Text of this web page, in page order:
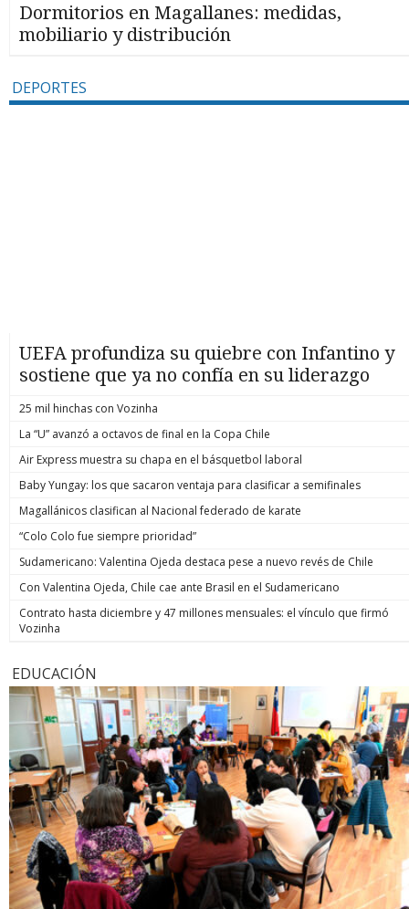
Dormitorios en Magallanes: medidas,
mobiliario y distribución
DEPORTES
UEFA profundiza su quiebre con Infantino y
sostiene que ya no confía en su liderazgo
25 mil hinchas con Vozinha
La “U” avanzó a octavos de final en la Copa Chile
Air Express muestra su chapa en el básquetbol laboral
Baby Yungay: los que sacaron ventaja para clasificar a semifinales
Magallánicos clasifican al Nacional federado de karate
“Colo Colo fue siempre prioridad”
Sudamericano: Valentina Ojeda destaca pese a nuevo revés de Chile
Con Valentina Ojeda, Chile cae ante Brasil en el Sudamericano
Contrato hasta diciembre y 47 millones mensuales: el vínculo que firmó
Vozinha
EDUCACIÓN